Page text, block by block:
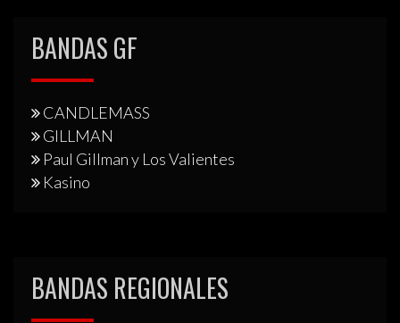
BANDAS GF
CANDLEMASS
GILLMAN
Paul Gillman y Los Valientes
Kasino
BANDAS REGIONALES